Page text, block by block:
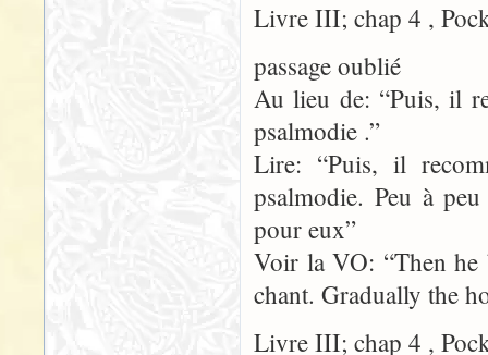
Livre III; chap 4 ,
passage oublié
Au lieu de: “Puis, il
psalmodie .”
Lire: “Puis, il
psalmodie. Peu à
pour eux”
Voir la VO: “Then he
chant. Gradually the
Livre III; chap 4 ,